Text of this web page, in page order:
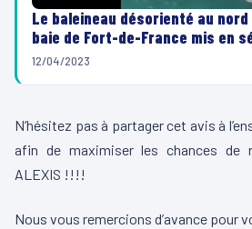
Le baleineau désorienté au
baie de Fort-de-France mis en
12/04/2023
N’hésitez pas à partager cet avis à
afin de maximiser les chances de
ALEXIS !!!!
Nous vous remercions d’avance pour